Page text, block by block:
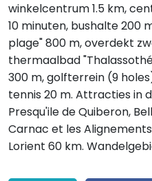
winkelcentrum 1.5 km,
10 minuten, bushalte 200
plage" 800 m, overdekt
thermaalbad
300 m, golfterrein (9
tennis 20 m. Attracties in
Presqu'ile de Quiberon,
Carnac et les
Lorient 60 km.